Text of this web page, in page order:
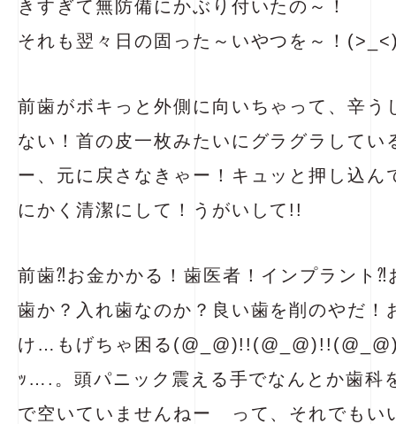
きすぎて無防備にかぶり付いたの～！
それも翌々日の固った～いやつを～！
前歯がボキっと外側に向いちゃって、辛
ない！首の皮一枚みたいにグラグラして
ー、元に戻さなきゃー！キュッと押し込ん
にかく清潔にして！うがいして!!
前歯⁈お金かかる！歯医者！インプラント⁈
歯か？入れ歯なのか？良い歯を削のやだ
け…もげちゃ困る
ｯ….。頭パニック震える手でなんとか歯科
で空いていませんねー って、それでもい